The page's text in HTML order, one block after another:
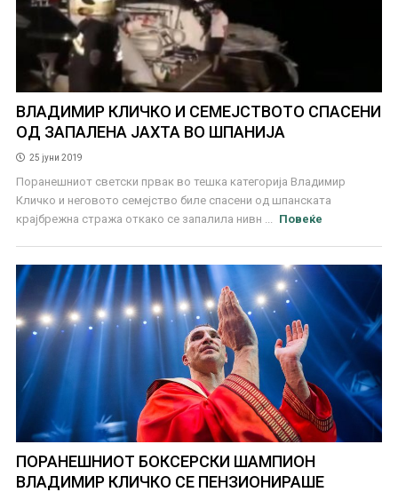
ВЛАДИМИР КЛИЧКО И СЕМЕЈСТВОТО СПАСЕНИ
ОД ЗАПАЛЕНА ЈАХТА ВО ШПАНИЈА
25 јуни 2019
Поранешниот светски првак во тешка категорија Владимир
Кличко и неговото семејство биле спасени од шпанската
крајбрежна стража откако се запалила нивн ...
Повеќе
ПОРАНЕШНИОТ БОКСЕРСКИ ШАМПИОН
ВЛАДИМИР КЛИЧКО СЕ ПЕНЗИОНИРАШЕ